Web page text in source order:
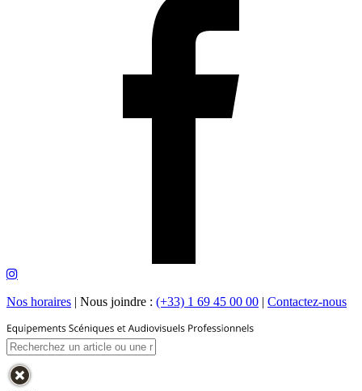
Nos horaires | Nous joindre : (+33) 1 69 45 00 00 | Contactez-nous